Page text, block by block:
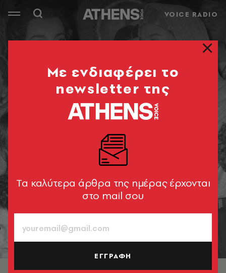
VOICE RADIO
Μαρία Κάλλας, «Μήδεια» στην Επίδαυρο, 1961 ©
Mε ενδιαφέρει το
newsletter της
Tα καλύτερα άρθρα της ημέρας έρχονται
στο mail σου
ΕΓΓΡΑΦΗ